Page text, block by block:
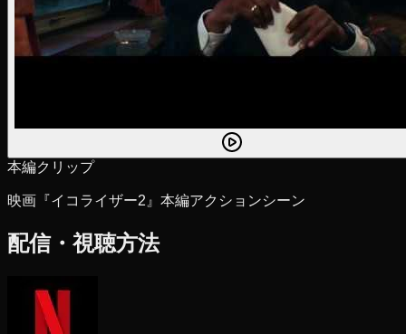
本編クリップ
映画『イコライザー2』本編アクションシーン
配信・視聴方法